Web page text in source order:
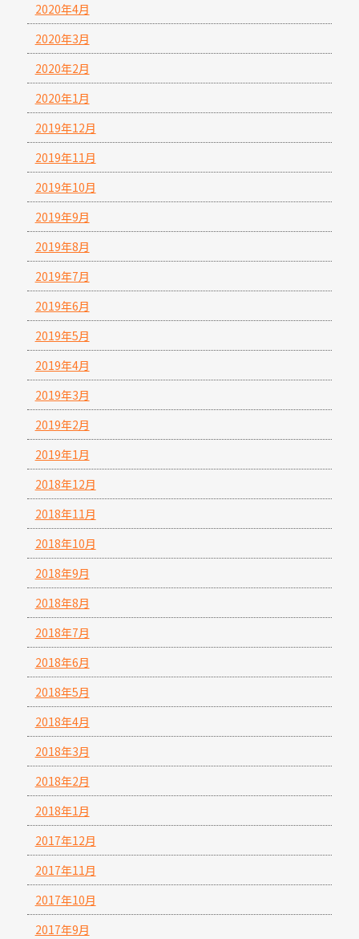
2020年4月
2020年3月
2020年2月
2020年1月
2019年12月
2019年11月
2019年10月
2019年9月
2019年8月
2019年7月
2019年6月
2019年5月
2019年4月
2019年3月
2019年2月
2019年1月
2018年12月
2018年11月
2018年10月
2018年9月
2018年8月
2018年7月
2018年6月
2018年5月
2018年4月
2018年3月
2018年2月
2018年1月
2017年12月
2017年11月
2017年10月
2017年9月